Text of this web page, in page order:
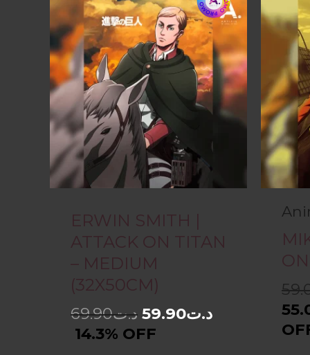
ERWIN SMITH |
ATTACK ON TITAN
– MEDIUM
(32X50CM)
د.ت69.90 د.ت59.90
14.3% OFF